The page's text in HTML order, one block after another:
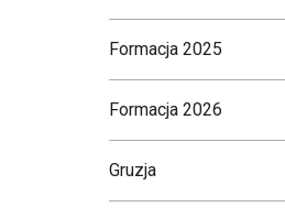
Formacja 2025
Formacja 2026
Gruzja